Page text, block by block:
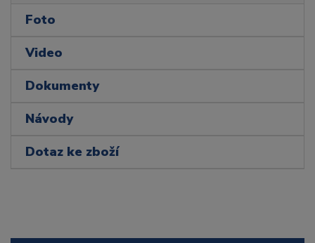
Foto
Video
Dokumenty
Návody
Dotaz ke zboží